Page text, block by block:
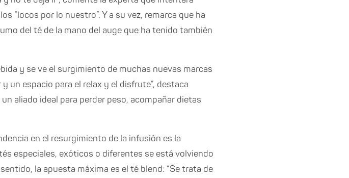
“locos por lo nuestro”. Y a su vez, remarca que ha
del té de la mano del auge que ha tenido también
y se ve el surgimiento de muchas nuevas marcas
un espacio para el relax y el disfrute”, destaca
aliado ideal para perder peso, acompañar dietas
en el resurgimiento de la infusión es la
especiales, exóticos o diferentes se está volviendo
la apuesta máxima es el té blend: “Se trata de